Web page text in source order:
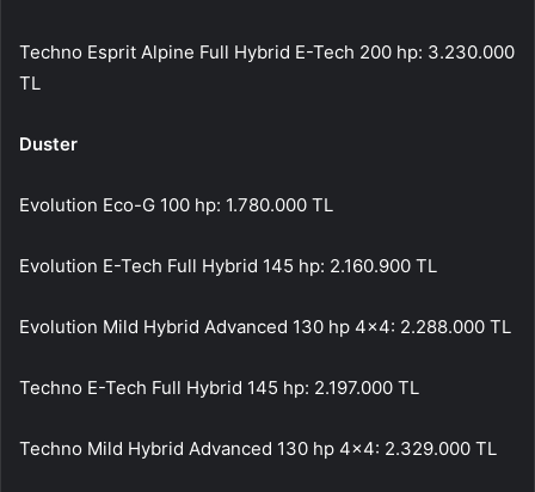
Techno Esprit Alpine Full Hybrid E-Tech 200 hp: 3.230.000
TL
Duster
Evolution Eco-G 100 hp: 1.780.000 TL
Evolution E-Tech Full Hybrid 145 hp: 2.160.900 TL
Evolution Mild Hybrid Advanced 130 hp 4×4: 2.288.000 TL
Techno E-Tech Full Hybrid 145 hp: 2.197.000 TL
Techno Mild Hybrid Advanced 130 hp 4×4: 2.329.000 TL